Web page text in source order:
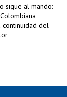
sigue al mando:
continuidad del